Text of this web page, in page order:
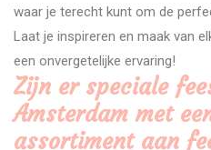
waar je terecht kunt om de
Laat je inspireren en maak van
een onvergetelijke ervaring!
Zijn er speciale
Amsterdam met
assortiment aan